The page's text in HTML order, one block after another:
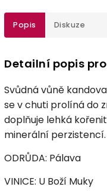
Popis Diskuze
Detailní popis
Svůdná vůně
se v chuti prolíná do
doplňuje lehká
minerální perzistencí.
ODRŮDA: Pálava
VINICE: U Boží Muky